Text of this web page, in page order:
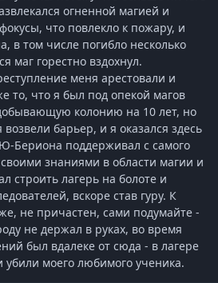
огненной магией и
что повлекло к пожару, и
в том числе погибло несколько
маг горестно вздохнул.
меня арестовали и
то, что я был под опекой магов
колонию на 10 лет, но
барьер, и я оказался здесь
Бериона поддерживал с самого
знаниями в области магии и
строить лагерь на болоте и
вскоре став гуру. К
не причастен, сами подумайте -
не держал в руках, во время
был вдалеке от сюда - в лагере
убили моего любимого ученика.